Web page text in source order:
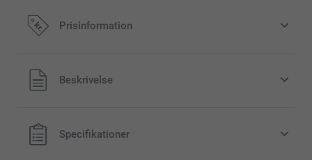
Prisinformation
Alle priser inklusive moms og uden
forsendelsesomkostninger
Beskrivelse
Specifikationer